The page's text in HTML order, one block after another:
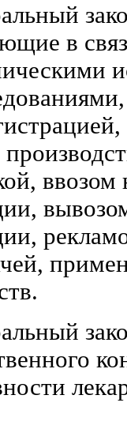
в